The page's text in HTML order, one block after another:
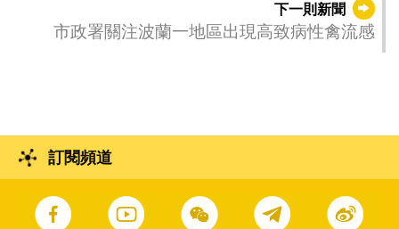
下一則新聞
市政署關注波蘭一地區出現高致病性禽流感
訂閱頻道